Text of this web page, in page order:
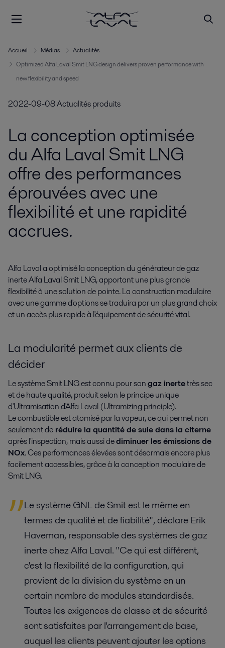
Accueil Médias
Actualités
Optimized Alfa Laval Smit LNG design delivers proven performance with
new flexibility and speed
2022-09-08Actualités produits
La conception optimisée
du Alfa Laval Smit LNG
offre des performances
éprouvées avec une
flexibilité et une rapidité
accrues.
Alfa Laval a optimisé la conception du générateur de gaz
inerte Alfa Laval Smit LNG, apportant une plus grande
flexibilité à une solution de pointe. La construction modulaire
avec une gamme d'options se traduira par un plus grand choix
et un accès plus rapide à l'équipement de sécurité vital.
La modularité permet aux clients de
décider
Le système Smit LNG est connu pour songaz inertetrès sec
et de haute qualité, produit selon le principe unique
d'Ultramisation d'Alfa Laval (Ultramizing principle).
Le combustible est atomisé par la vapeur, ce qui permet non
seulement de réduire la quantité de suie dans la citerne
après l'inspection, mais aussi dediminuer les émissions de
NOx. Ces performances élevées sont désormais encore plus
facilement accessibles, grâce à la conception modulaire de
Smit LNG.
Le système GNL de Smit est le même en
termes de qualité et de fiabilité", déclare Erik
Haveman, responsable des systèmes de gaz
inerte chez Alfa Laval. "Ce qui est différent,
c'est la flexibilité de la configuration, qui
provient de la division du système en un
certain nombre de modules standardisés.
Toutes les exigences de classe et de sécurité
sont satisfaites par l'arrangement de base,
auquel les clients peuvent ajouter les options